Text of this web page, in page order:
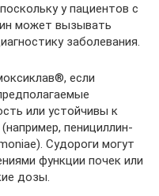
у пациентов с
может вызывать
заболевания.
если
или устойчивы к
пенициллин-
Судороги могут
функции почек или
дозы.